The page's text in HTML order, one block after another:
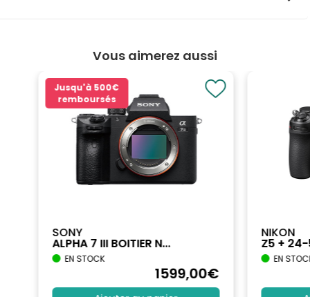
Vous aimerez aussi
Jusqu'à 500€
remboursés
SONY
ALPHA 7 III BOITIER N...
EN STOCK
1599,00€
NIKON
Z5 +
EN